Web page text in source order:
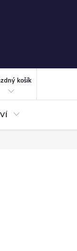
KOŠÍK
košík